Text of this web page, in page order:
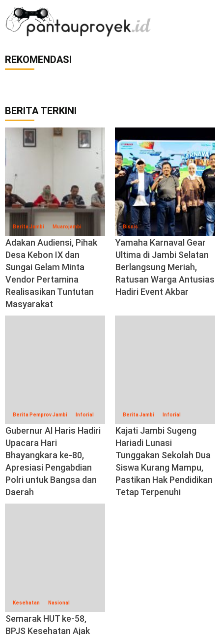
REKOMENDASI
BERITA TERKINI
Berita Jambi Muarojambi
Adakan Audiensi, Pihak
Desa Kebon IX dan
Sungai Gelam Minta
Vendor Pertamina
Realisasikan Tuntutan
Masyarakat
Bisnis
Yamaha Karnaval Gear
Ultima di Jambi Selatan
Berlangsung Meriah,
Ratusan Warga Antusias
Hadiri Event Akbar
Berita Pemprov Jambi Inforial
Gubernur Al Haris Hadiri
Upacara Hari
Bhayangkara ke-80,
Apresiasi Pengabdian
Polri untuk Bangsa dan
Daerah
Berita Jambi Inforial
Kajati Jambi Sugeng
Hariadi Lunasi
Tunggakan Sekolah Dua
Siswa Kurang Mampu,
Pastikan Hak Pendidikan
Tetap Terpenuhi
Kesehatan Nasional
Semarak HUT ke-58,
BPJS Kesehatan Ajak